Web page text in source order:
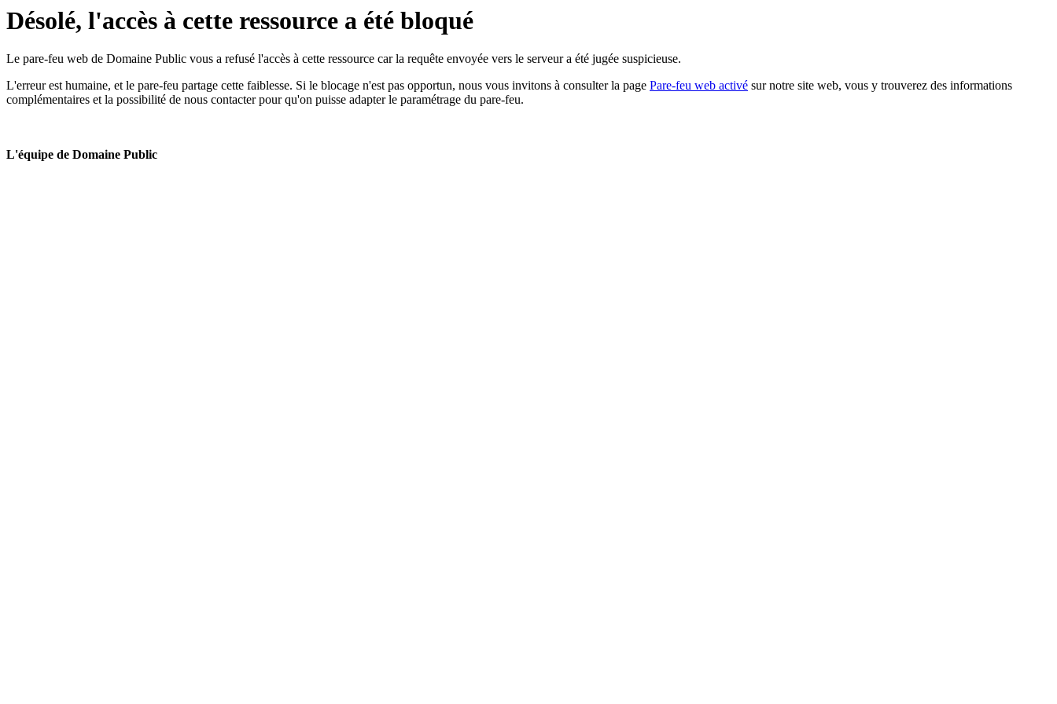
Désolé, l'accès à cette ressource a été bloqué
Le pare-feu web de Domaine Public vous a refusé l'accès à cette ressource car la requête envoyée vers le serveur a été jugée suspicieuse.
L'erreur est humaine, et le pare-feu partage cette faiblesse. Si le blocage n'est pas opportun, nous vous invitons à consulter la page Pare-feu web activé sur notre site web, vous y trouverez des informations
complémentaires et la possibilité de nous contacter pour qu'on puisse adapter le paramétrage du pare-feu.
L'équipe de Domaine Public